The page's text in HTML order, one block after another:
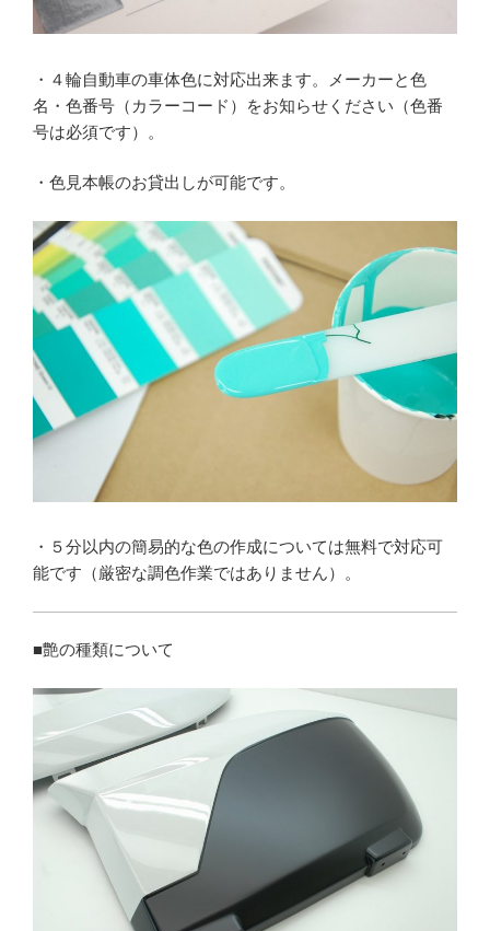
・４輪自動車の車体色に対応出来ます。メーカーと色
名・色番号（カラーコード）をお知らせください（色番
号は必須です）。
・色見本帳のお貸出しが可能です。
・５分以内の簡易的な色の作成については無料で対応可
能です（厳密な調色作業ではありません）。
■艶の種類について